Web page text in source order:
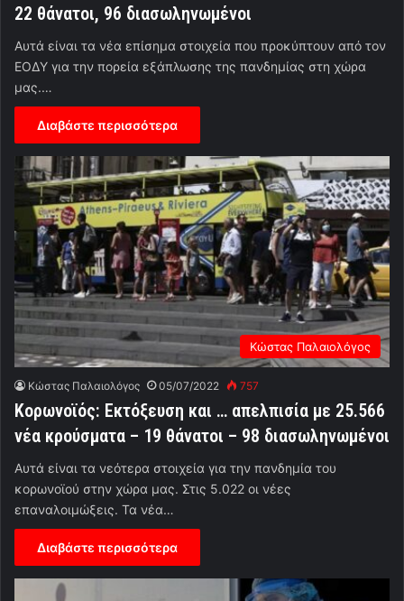
22 θάνατοι, 96 διασωληνωμένοι
Αυτά είναι τα νέα επίσημα στοιχεία που προκύπτουν από τον
ΕΟΔΥ για την πορεία εξάπλωσης της πανδημίας στη χώρα
μας.…
Διαβάστε περισσότερα
Κώστας Παλαιολόγος
Κώστας Παλαιολόγος 05/07/2022 757
Κορωνοϊός: Εκτόξευση και … απελπισία με 25.566
νέα κρούσματα – 19 θάνατοι – 98 διασωληνωμένοι
Αυτά είναι τα νεότερα στοιχεία για την πανδημία του
κορωνοϊού στην χώρα μας. Στις 5.022 οι νέες
επαναλοιμώξεις. Τα νέα…
Διαβάστε περισσότερα